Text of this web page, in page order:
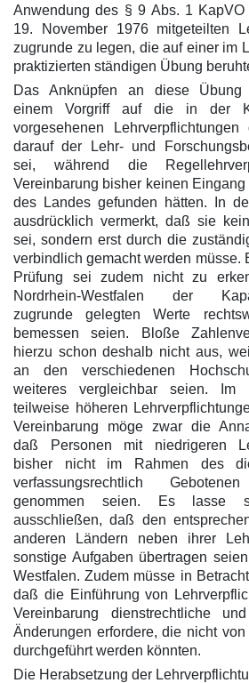
Anwendung des § 9 Abs. 1
19. November 1976 mitgeteilten
zugrunde zu legen, die auf einer im
praktizierten ständigen Übung
Das Anknüpfen an diese Übung
einem Vorgriff auf die in der
vorgesehenen
darauf der Lehr- und
sei, während die
Vereinbarung bisher keinen
des Landes gefunden hätten. In
ausdrücklich vermerkt, daß sie
sei, sondern erst durch die
verbindlich gemacht werden müsse.
Prüfung sei zudem nicht zu
Nordrhein-Westfalen der
zugrunde gelegten Werte
bemessen seien. Bloße
hierzu schon deshalb nicht aus,
an den verschiedenen
weiteres vergleichbar seien.
teilweise höheren
Vereinbarung möge zwar die
daß Personen mit niedrigeren
bisher nicht im Rahmen des
verfassungsrechtlich
genommen seien. Es lasse
ausschließen, daß den
anderen Ländern neben ihrer
sonstige Aufgaben übertragen
Westfalen. Zudem müsse in
daß die Einführung von
Vereinbarung dienstrechtliche
Änderungen erfordere, die nicht
durchgeführt werden könnten.
Die Herabsetzung der